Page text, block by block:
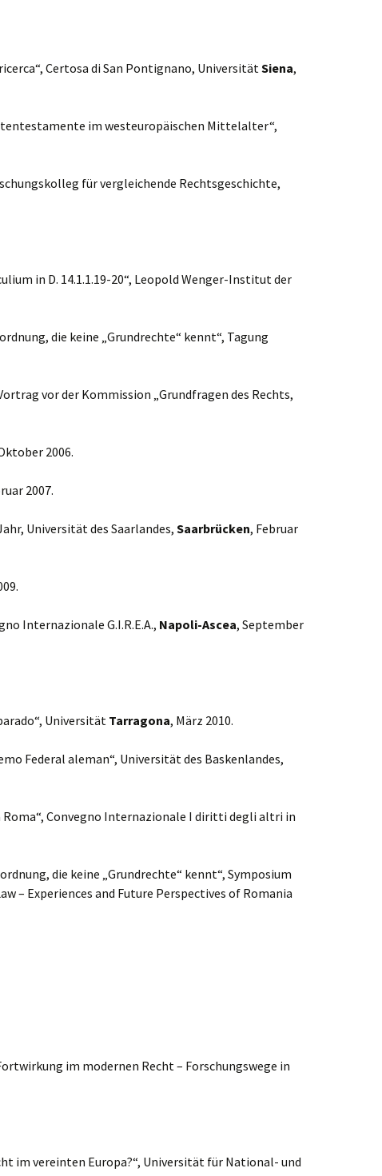
Certosa di San Pontignano, UniversitätSiena,
im westeuropäischen Mittelalter“,
für vergleichende Rechtsgeschichte,
in D. 14.1.1.19-20“, Leopold Wenger-Institut der
die keine „Grundrechte“ kennt“, Tagung
vor der Kommission „Grundfragen des Rechts,
2006.
2007.
Universität des Saarlandes, Saarbrücken, Februar
Internazionale G.I.R.E.A., Napoli-Ascea, September
Universität Tarragona, März 2010.
Federal aleman“, Universität des Baskenlandes,
Convegno Internazionale I diritti degli altri in
die keine „Grundrechte“ kennt“, Symposium
– Experiences and Future Perspectives of Romania
im modernen Recht – Forschungswege in
im vereinten Europa?“, Universität für National- und